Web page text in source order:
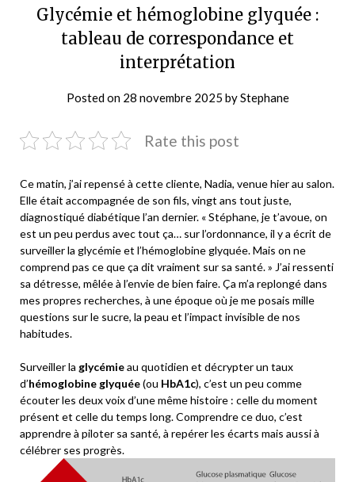
Glycémie et hémoglobine glyquée :
tableau de correspondance et
interprétation
Posted on 28 novembre 2025 byStephane
Rate this post
Ce matin, j’ai repensé à cette cliente, Nadia, venue hier au salon.
Elle était accompagnée de son fils, vingt ans tout juste,
diagnostiqué diabétique l’an dernier. « Stéphane, je t’avoue, on
est un peu perdus avec tout ça… sur l’ordonnance, il y a écrit de
surveiller la glycémie et l’hémoglobine glyquée. Mais on ne
comprend pas ce que ça dit vraiment sur sa santé. » J’ai ressenti
sa détresse, mêlée à l’envie de bien faire. Ça m’a replongé dans
mes propres recherches, à une époque où je me posais mille
questions sur le sucre, la peau et l’impact invisible de nos
habitudes.
Surveiller la glycémieau quotidien et décrypter un taux
d’hémoglobine glyquée(ou HbA1c), c’est un peu comme
écouter les deux voix d’une même histoire : celle du moment
présent et celle du temps long. Comprendre ce duo, c’est
apprendre à piloter sa santé, à repérer les écarts mais aussi à
célébrer ses progrès.